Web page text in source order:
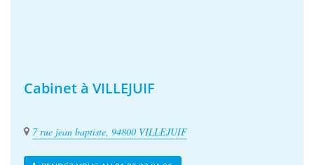
Cabinet à VILLEJUIF
7 rue jean baptiste, 94800 VILLEJUIF